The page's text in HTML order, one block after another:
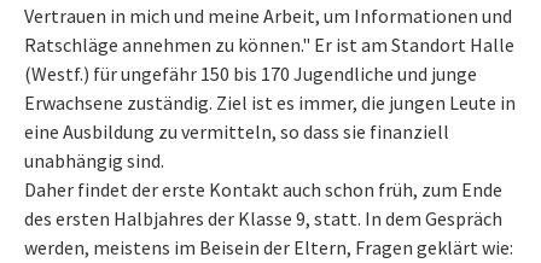
Vertrauen in mich und meine Arbeit, um Informationen und
Ratschläge annehmen zu können." Er ist am Standort Halle
(Westf.) für ungefähr 150 bis 170 Jugendliche und junge
Erwachsene zuständig. Ziel ist es immer, die jungen Leute in
eine Ausbildung zu vermitteln, so dass sie finanziell
unabhängig sind.
Daher findet der erste Kontakt auch schon früh, zum Ende
des ersten Halbjahres der Klasse 9, statt. In dem Gespräch
werden, meistens im Beisein der Eltern, Fragen geklärt wie: